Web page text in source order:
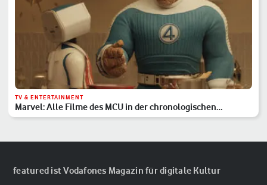
TV & ENTERTAINMENT
Marvel: Alle Filme des MCU in der chronologischen
Reihenfolge
featured ist Vodafones Magazin für digitale Kultur